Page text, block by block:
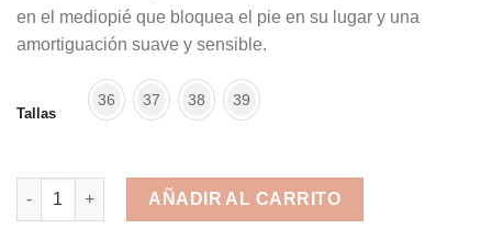
en el mediopié que bloquea el pie en su lugar y una
amortiguación suave y sensible.
Tallas
36 37 38 39
Nike Air Zoom Span Black White cod: 852450-003 cantidad
AÑADIR AL CARRITO